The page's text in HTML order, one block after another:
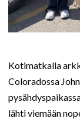
Kotimatkalla
Coloradossa
lähti viemään